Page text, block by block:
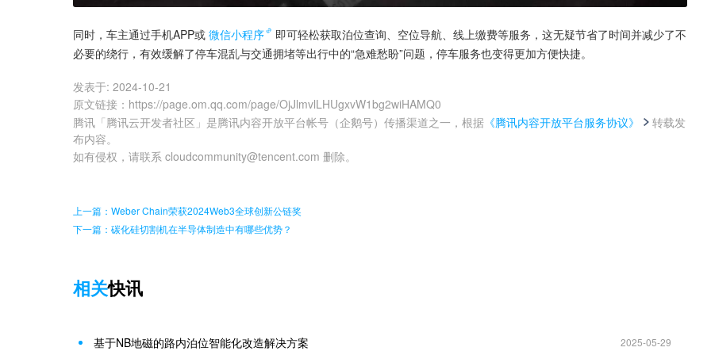
同时，车主通过手机APP或 微信小程序
即可轻松获取泊位查询、空位导航、线上缴费等服务，这无疑节省了时间并减少了不
必要的绕行，有效缓解了停车混乱与交通拥堵等出行中的“急难愁盼”问题，停车服务也变得更加方便快捷。
发表于: 2024-10-21
原文链接 ： https://page.om.qq.com/page/OjJlmvlLHUgxvW1bg2wiHAMQ0
腾讯「腾讯云开发者社区」是腾讯内容开放平台帐号（企鹅号）传播渠道之一，根据 《腾讯内容开放平台服务协议》
转载发
布内容。
如有侵权，请联系 cloudcommunity@tencent.com 删除。
上一篇：Weber Chain荣获2024Web3全球创新公链奖
下一篇：碳化硅切割机在半导体制造中有哪些优势？
相关快讯
基于NB地磁的路内泊位智能化改造解决方案 2025-05-29